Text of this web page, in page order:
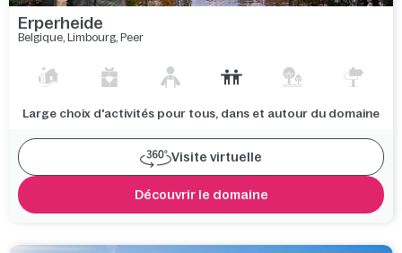
Erperheide
Belgique, Limbourg, Peer
Large choix d'activités pour tous, dans et autour du domaine
Visite virtuelle
Découvrir le domaine